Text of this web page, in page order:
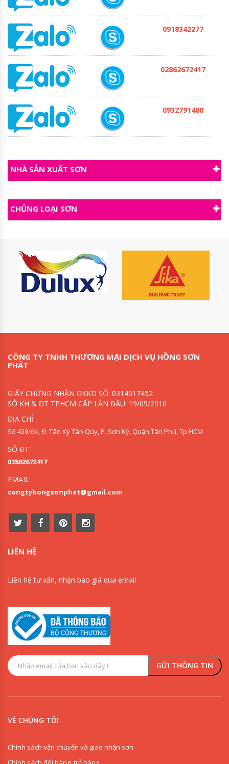
0918342277
02862672417
0932791488
NHÀ SẢN XUẤT SƠN
CHỦNG LOẠI SƠN
CÔNG TY TNHH THƯƠNG MẠI DỊCH VỤ HỒNG SƠN
PHÁT
GIẤY CHỨNG NHẬN ĐKKD SỐ: 0314017452
SỞ KH & ĐT TPHCM CẤP LẦN ĐẦU: 19/09/2016
ĐỊA CHỈ:
Số 438/6A, Đ. Tân Kỳ Tân Qúy, P. Sơn Kỳ, Quận Tân Phú, Tp.HCM
SỐ ĐT:
02862672417
EMAIL:
congtyhongsonphat@gmail.com
LIÊN HỆ
Liên hệ tư vấn, nhận báo giá qua email
VỀ CHÚNG TÔI
Chính sách vận chuyển và giao nhận sơn